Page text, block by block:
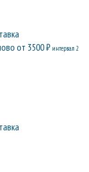
от 3500 ₽ интервал 2